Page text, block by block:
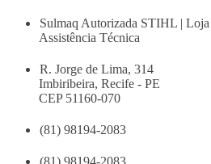
Sulmaq Autorizada STIHL | Loja
Assistência Técnica
R. Jorge de Lima, 314
Imbiribeira, Recife - PE
CEP 51160-070
(81) 98194-2083